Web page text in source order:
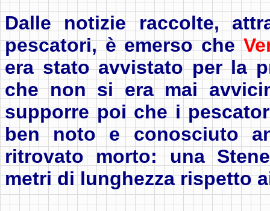
Dalle notizie raccolte,
pescatori, è emerso che
era stato avvistato per la
che non si era mai
supporre poi che i
ben noto e conosciuto
ritrovato morto: una
metri di lunghezza rispetto